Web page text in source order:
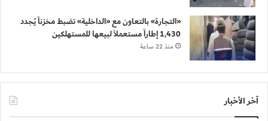
«التجارة» بالتعاون مع «الداخلية» تضبط مخزناً يُجدد
1,430 إطاراً مستعملاً لبيعها للمستهلكين
منذ 22 ساعة
آخر الأخبار